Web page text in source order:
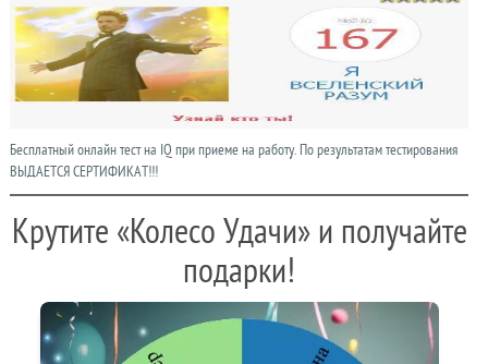
Бесплатный онлайн тест на IQ при приеме на работу. По результатам тестирования
ВЫДАЕТСЯ СЕРТИФИКАТ!!!
Крутите «Колесо Удачи» и получайте
подарки!